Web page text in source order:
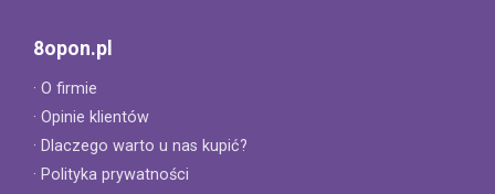
8opon.pl
· O firmie
· Opinie klientów
· Dlaczego warto u nas kupić?
· Polityka prywatności